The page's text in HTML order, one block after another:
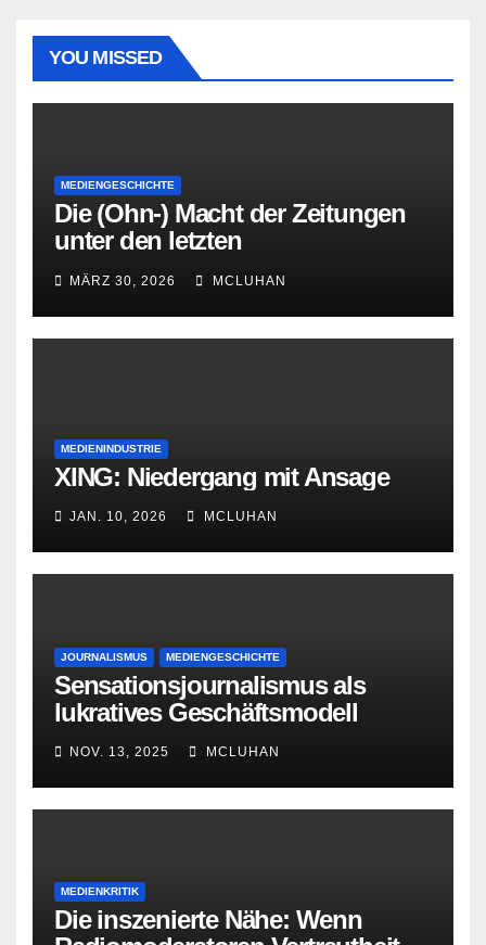
YOU MISSED
MEDIENGESCHICHTE
Die (Ohn-) Macht der Zeitungen
unter den letzten
Bourbonenkönigen
MÄRZ 30, 2026 MCLUHAN
MEDIENINDUSTRIE
XING: Niedergang mit Ansage
JAN. 10, 2026 MCLUHAN
JOURNALISMUS MEDIENGESCHICHTE
Sensationsjournalismus als
lukratives Geschäftsmodell
NOV. 13, 2025 MCLUHAN
MEDIENKRITIK
Die inszenierte Nähe: Wenn